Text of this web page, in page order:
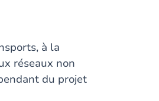
à la
réseaux non
du projet